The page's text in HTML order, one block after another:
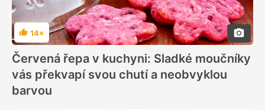
Hodnocení
14×
Červená řepa v kuchyni: Sladké moučníky
vás překvapí svou chutí a neobvyklou
barvou